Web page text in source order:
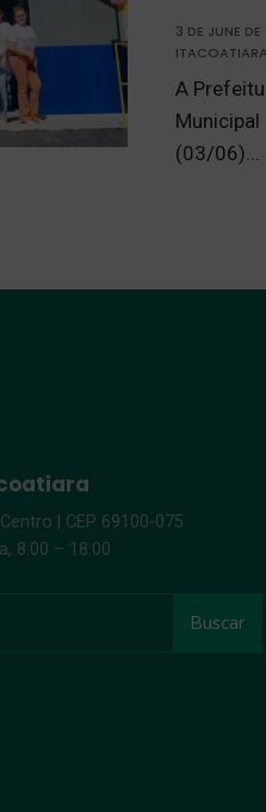
3 DE JUNE
ITACOATIARA
A
(03/06)...
| CEP 69100-075
8:00 – 18:00
Buscar